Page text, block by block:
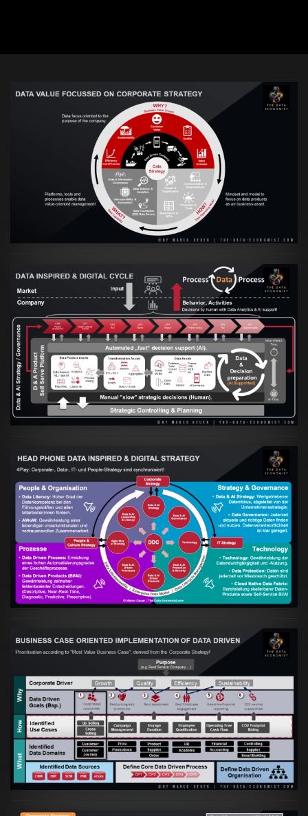
VIEW
Artikel:Prozesse und Daten müssen Hand
in Hand gehen
VIEW
Artikel:Kennst Du schon die "Head Phone
Data Driven Strategy"?
VIEW
Artikel:
Business Case orientierte
Etablierung einer Data Driven Company
VIEW